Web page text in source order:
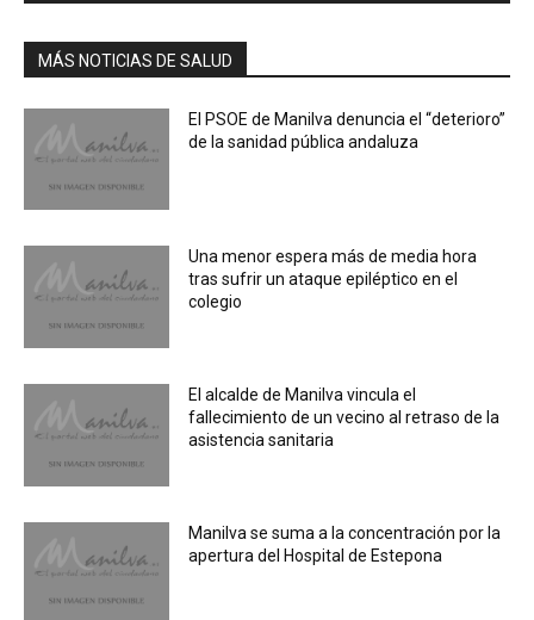
MÁS NOTICIAS DE SALUD
El PSOE de Manilva denuncia el “deterioro”
de la sanidad pública andaluza
Una menor espera más de media hora
tras sufrir un ataque epiléptico en el
colegio
El alcalde de Manilva vincula el
fallecimiento de un vecino al retraso de la
asistencia sanitaria
Manilva se suma a la concentración por la
apertura del Hospital de Estepona